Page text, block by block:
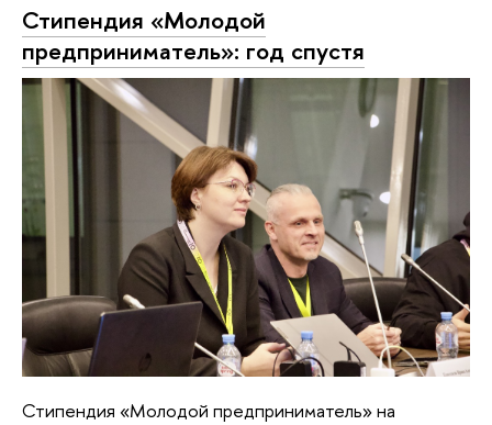
Стипендия «Молодой
предприниматель»: год спустя
Стипендия «Молодой предприниматель» на